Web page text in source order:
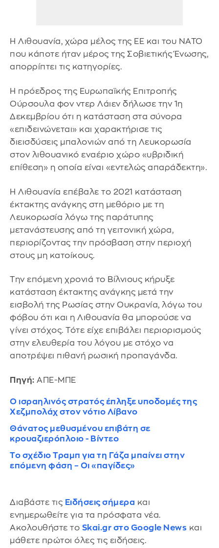
Η Λιθουανία, χώρα μέλος της ΕΕ και του ΝΑΤΟ
που κάποτε ήταν μέρος της Σοβιετικής Ένωσης,
απορρίπτει τις κατηγορίες.
Η πρόεδρος της Ευρωπαϊκής Επιτροπής
Ούρσουλα φον ντερ Λάιεν δήλωσε την 1η
Δεκεμβρίου ότι η κατάσταση στα σύνορα
«επιδεινώνεται» και χαρακτήρισε τις
διεισδύσεις μπαλονιών από τη Λευκορωσία
στον λιθουανικό εναέριο χώρο «υβριδική
επίθεση» η οποία είναι «εντελώς απαράδεκτη».
Η Λιθουανία επέβαλε το 2021 κατάσταση
έκτακτης ανάγκης στη μεθόριο με τη
Λευκορωσία λόγω της παράτυπης
μετανάστευσης από τη γειτονική χώρα,
περιορίζοντας την πρόσβαση στην περιοχή
στους μη κατοίκους.
Την επόμενη χρονιά το Βίλνιους κήρυξε
κατάσταση έκτακτης ανάγκης μετά την
εισβολή της Ρωσίας στην Ουκρανία, λόγω του
φόβου ότι και η Λιθουανία θα μπορούσε να
γίνει στόχος. Τότε είχε επιβάλει περιορισμούς
στην ελευθερία του λόγου με στόχο να
αποτρέψει πιθανή ρωσική προπαγάνδα.
Πηγή: ΑΠΕ-ΜΠΕ
Ο ισραηλινός στρατός έπληξε υποδομές της
Χεζμπολάχ στον νότιο Λίβανο
Θάνατος μεθυσμένου επιβάτη σε
κρουαζιερόπλοιο - Βίντεο
Το σχέδιο Τραμπ για τη Γάζα μπαίνει στην
επόμενη φάση – Οι «παγίδες»
Διαβάστε τις Ειδήσεις σήμερα και
ενημερωθείτε για τα πρόσφατα νέα.
Ακολουθήστε το Skai.gr στο Google News και
μάθετε πρώτοι όλες τις ειδήσεις.